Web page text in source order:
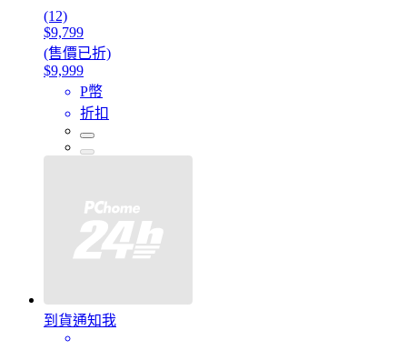
(12)
$9,799
(售價已折)
$9,999
P幣
折扣
到貨通知我